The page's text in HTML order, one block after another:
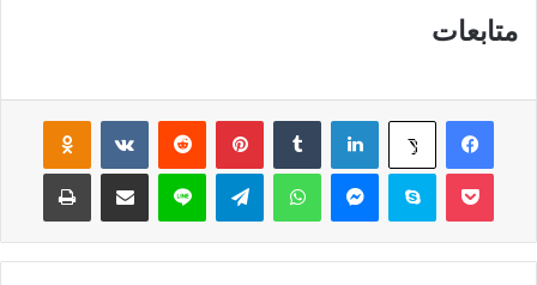
متابعات
فيسبوك ‫X لينكدإن بينتيريست
سكايب واتساب لاين